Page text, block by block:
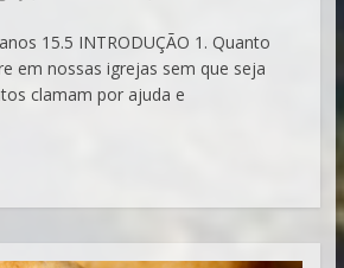
15.5 INTRODUÇÃO 1. Quanto
em nossas igrejas sem que seja
clamam por ajuda e